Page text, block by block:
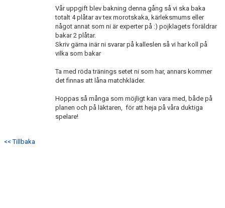
Vår uppgift blev bakning denna gång så vi ska baka
totalt 4 plåtar av tex morotskaka, kärleksmums eller
något annat som ni är experter på :) pojklagets föräldrar
bakar 2 plåtar.
Skriv gärna inär ni svarar på kalleslen så vi har koll på
vilka som bakar
Ta med röda tränings setet ni som har, annars kommer
det finnas att låna matchkläder.
Hoppas så många som möjligt kan vara med, både på
planen och på läktaren, för att heja på våra duktiga
spelare!
<< Tillbaka